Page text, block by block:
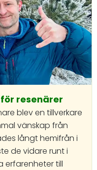
resenärer
blev en tillverkare
vänskap från
långt hemifrån i
de vidare runt i
erfarenheter till